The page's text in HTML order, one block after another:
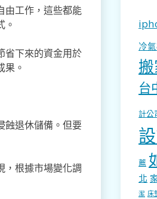
由工作，這些都能
。
省下來的資金用於
果。
蝕退休儲備。但要
，根據市場變化調
冷
台
計公
薦
北
潔 床